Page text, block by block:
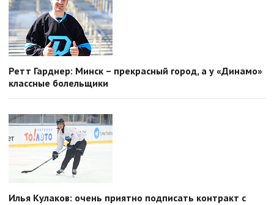
Ретт Гарднер: Минск – прекрасный город, а у «Динамо»
классные болельщики
Илья Кулаков: очень приятно подписать контракт с